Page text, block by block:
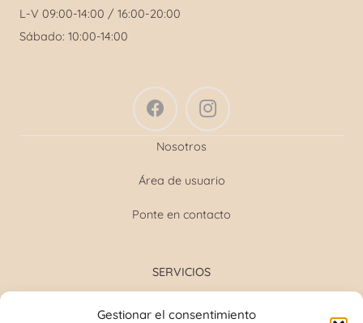
Gestionar el consentimiento
L-V 09:00-14:00 / 16:00-20:00
Sábado: 10:00-14:00
Nosotros
Área de usuario
Ponte en contacto
SERVICIOS